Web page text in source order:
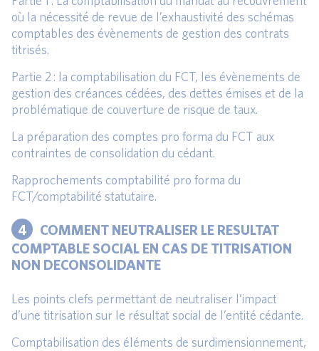
où la nécessité de revue de l’exhaustivité des schémas
comptables des évènements de gestion des contrats
titrisés.
Partie 2 : la comptabilisation du FCT, les évènements de
gestion des créances cédées, des dettes émises et de la
problématique de couverture de risque de taux.
La préparation des comptes pro forma du FCT aux
contraintes de consolidation du cédant.
Rapprochements comptabilité pro forma du
FCT/comptabilité statutaire.
4
COMMENT NEUTRALISER LE RESULTAT
COMPTABLE SOCIAL EN CAS DE TITRISATION
NON DECONSOLIDANTE
Les points clefs permettant de neutraliser l’impact
d’une titrisation sur le résultat social de l’entité cédante.
Comptabilisation des éléments de surdimensionnement,